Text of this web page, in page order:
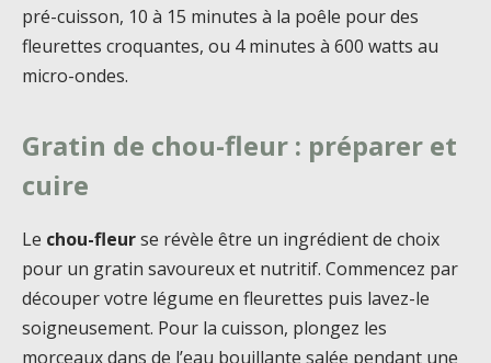
pré-cuisson, 10 à 15 minutes à la poêle pour des
fleurettes croquantes, ou 4 minutes à 600 watts au
micro-ondes.
Gratin de chou-fleur : préparer et
cuire
Le chou-fleurse révèle être un ingrédient de choix
pour un gratin savoureux et nutritif. Commencez par
découper votre légume en fleurettes puis lavez-le
soigneusement. Pour la cuisson, plongez les
morceaux dans de l’eau bouillante salée pendant une